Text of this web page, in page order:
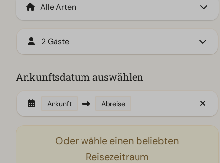
2 Gäste
Ankunftsdatum auswählen
Ankunft Abreise
Oder wähle einen beliebten
Reisezeitraum